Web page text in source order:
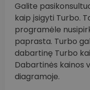
Galite
kaip įsigyti Turbo.
programėle
paprasta. Turbo
dabartinę Turbo
Dabartinės kainos
diagramoje.